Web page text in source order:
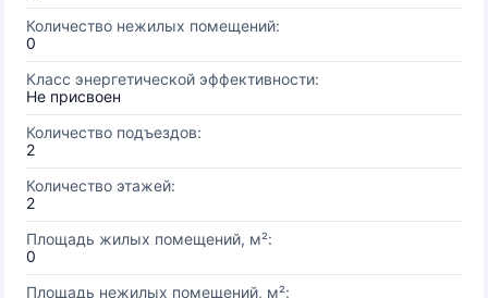
Количество нежилых помещений:
0
Класс энергетической эффективности:
Не присвоен
Количество подъездов:
2
Количество этажей:
2
Площадь жилых помещений, м²:
0
Площадь нежилых помещений, м²: